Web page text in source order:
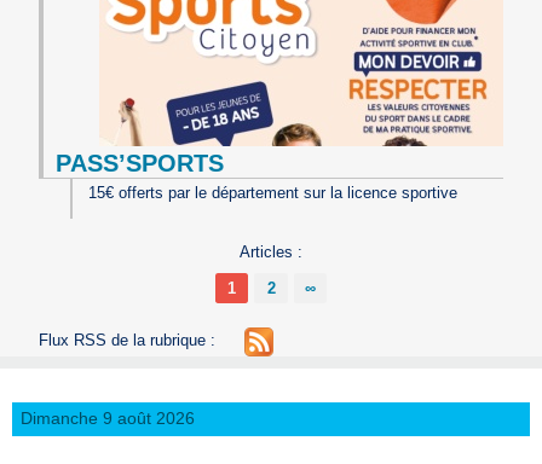
PASS’SPORTS
15€ offerts par le département sur la licence sportive
Articles :
1 2 ∞
Flux RSS de la rubrique :
Dimanche 9 août 2026